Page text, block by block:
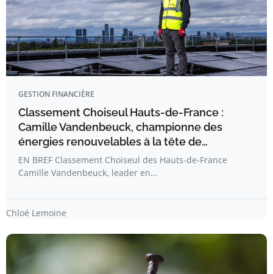
GESTION FINANCIÈRE
Classement Choiseul Hauts-de-France :
Camille Vandenbeuck, championne des
énergies renouvelables à la tête de…
EN BREF Classement Choiseul des Hauts-de-France
Camille Vandenbeuck, leader en…
Chloé Lemoine